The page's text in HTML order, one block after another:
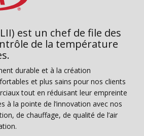
est un chef de file des
de la température
durable et à la création
et plus sains pour nos clients
tout en réduisant leur empreinte
à la pointe de l’innovation avec nos
de chauffage, de qualité de l’air